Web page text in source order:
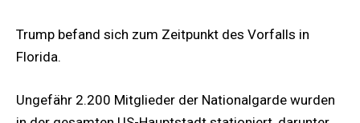
Trump befand sich zum Zeitpunkt des Vorfalls in
Florida.
Ungefähr 2.200 Mitglieder der Nationalgarde wurden